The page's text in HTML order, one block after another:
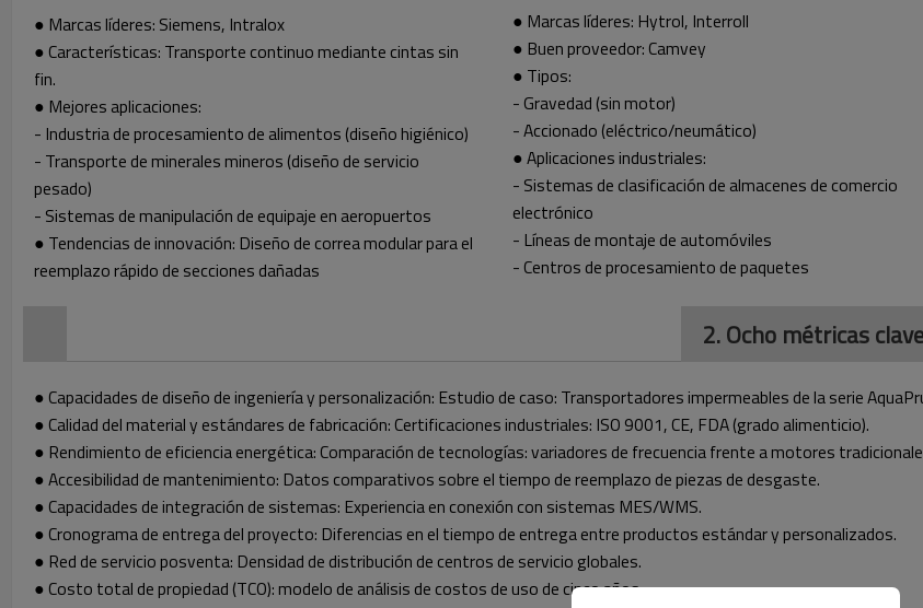
● Marcas líderes: Siemens, Intralox
● Características: Transporte continuo mediante cintas sin
fin.
● Mejores aplicaciones:
- Industria de procesamiento de alimentos (diseño higiénico)
- Transporte de minerales mineros (diseño de servicio
pesado)
- Sistemas de manipulación de equipaje en aeropuertos
● Tendencias de innovación: Diseño de correa modular para el
reemplazo rápido de secciones dañadas
● Marcas líderes: Hytrol, Interroll
● Buen proveedor: Camvey
● Tipos:
- Gravedad (sin motor)
- Accionado (eléctrico/neumático)
● Aplicaciones industriales:
- Sistemas de clasificación de almacenes de comercio
electrónico
- Líneas de montaje de automóviles
- Centros de procesamiento de paquetes
2. Ocho métricas
● Capacidades de diseño de ingeniería y personalización: Estudio de caso: Transportadores impermeables de la serie
● Calidad del material y estándares de fabricación: Certificaciones industriales: ISO 9001, CE, FDA (grado alimenticio).
● Rendimiento de eficiencia energética: Comparación de tecnologías: variadores de frecuencia frente a motores
● Accesibilidad de mantenimiento: Datos comparativos sobre el tiempo de reemplazo de piezas de desgaste.
● Capacidades de integración de sistemas: Experiencia en conexión con sistemas MES/WMS.
● Cronograma de entrega del proyecto: Diferencias en el tiempo de entrega entre productos estándar y personalizados.
● Red de servicio posventa: Densidad de distribución de centros de servicio globales.
● Costo total de propiedad (TCO):modelo de análisis de costos de uso de cinco años.